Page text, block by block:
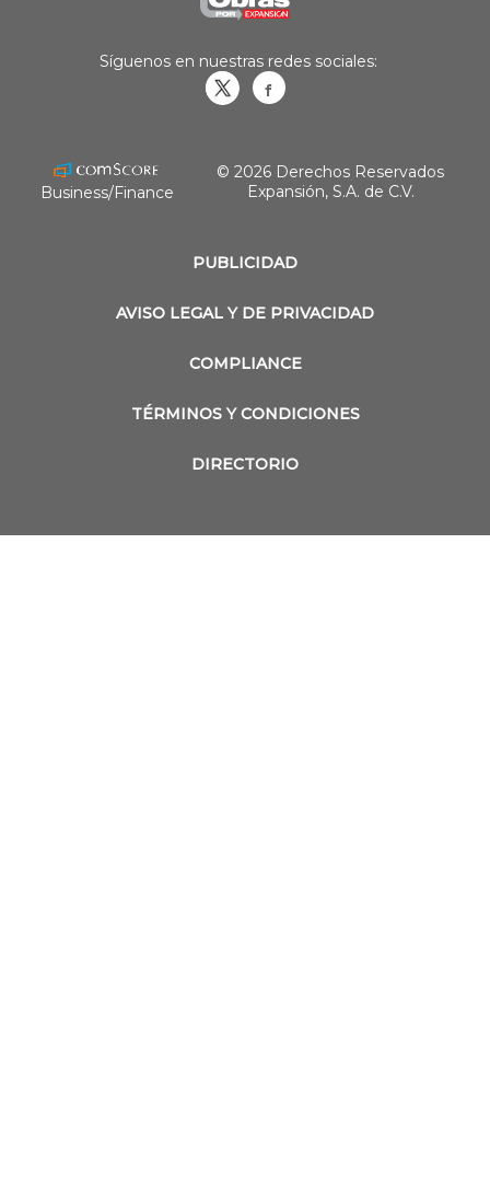
PUBLICIDAD
AVISO LEGAL Y DE PRIVACIDAD
COMPLIANCE
TÉRMINOS Y CONDICIONES
DIRECTORIO
Síguenos en nuestras redes sociales:
Business/Finance
© 2026 Derechos Reservados
Expansión, S.A. de C.V.